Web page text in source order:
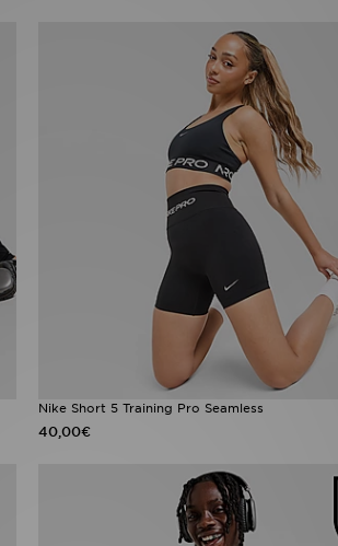
Nike Short 5 Training Pro Seamless
40,00€